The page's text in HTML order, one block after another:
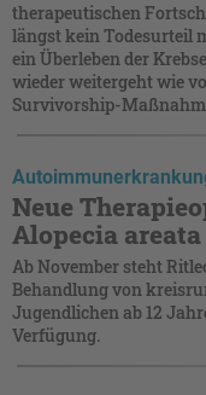
therapeutischen
längst kein Todesurteil
ein Überleben der
wieder weitergeht wie
Survivorship-
Neue
Alopecia areata
Ab November steht
Behandlung von
Jugendlichen ab 12
Verfügung.